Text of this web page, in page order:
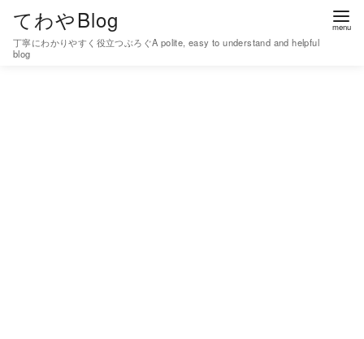
てわやBlog
丁寧にわかりやすく役立つぶろぐA polite, easy to understand and helpful
blog